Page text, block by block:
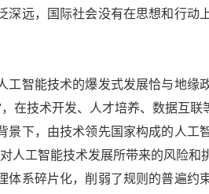
远，国际社会没有在思想和行动
智能技术的爆发式发展恰与地缘
在技术开发、人才培养、数据互联
下，由技术领先国家构成的人工
人工智能技术发展所带来的风险和
系碎片化，削弱了规则的普遍约